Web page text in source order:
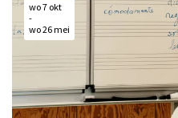
wo 7 okt
-
wo 26 mei